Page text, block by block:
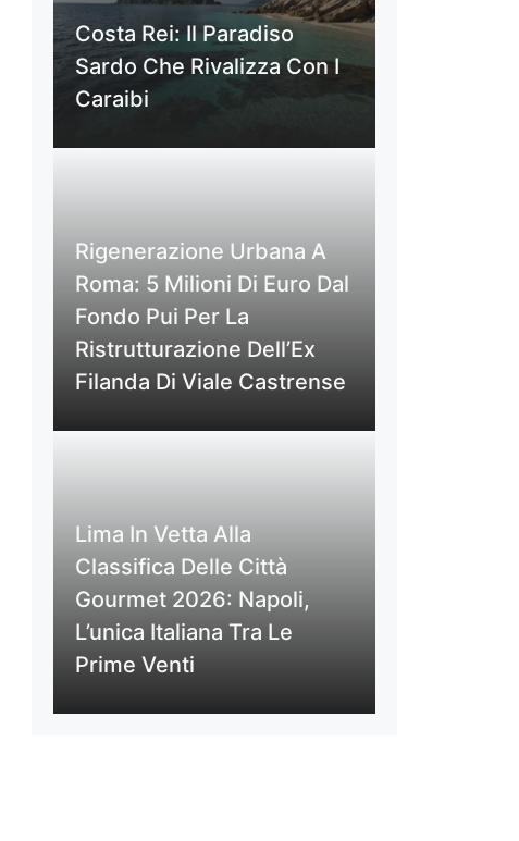
Costa Rei: Il Paradiso
Sardo Che Rivalizza Con I
Caraibi
Rigenerazione Urbana A
Roma: 5 Milioni Di Euro Dal
Fondo Pui Per La
Ristrutturazione Dell’Ex
Filanda Di Viale Castrense
Lima In Vetta Alla
Classifica Delle Città
Gourmet 2026: Napoli,
L’unica Italiana Tra Le
Prime Venti